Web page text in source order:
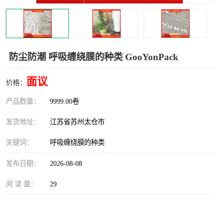
防尘防潮 呼吸缠绕膜的种类 GooYonPack
价格： 面议
产品数量： 9999.00卷
发货地址： 江苏省苏州太仓市
关键词： 呼吸缠绕膜的种类
发布日期： 2026-08-08
阅 读 量： 29